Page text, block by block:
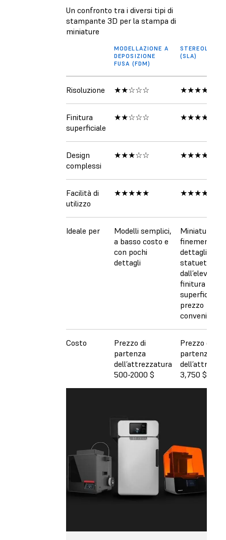
Un confronto tra i diversi tipi di
stampante 3D per la stampa di
miniature
MODELLAZIONE A
DEPOSIZIONE
FUSA (FDM)
(SLA)
Risoluzione ★★☆☆☆ ★★★★★
Finitura
superficiale
★★☆☆☆ ★★★★★
Design
complessi
★★★☆☆ ★★★★☆
Facilità di
utilizzo
★★★★★ ★★★★★
Ideale per
Modelli semplici,
a basso costo e
con pochi
dettagli
Miniature
finemente
dettagliate e
statuette
dall’elevata
finitura
superficiale
prezzo
conveniente
Costo
Prezzo di
partenza
dell’attrezzatura
500-2000 $
Prezzo di
partenza
3,750 $